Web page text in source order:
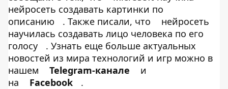
нейросеть создавать картинки по
описанию
. Также писали, что
нейросеть
научилась создавать лицо человека по его
голосу
. Узнать еще больше актуальных
новостей из мира технологий и игр можно в
нашем
Telegram-канале
и
на
Facebook .